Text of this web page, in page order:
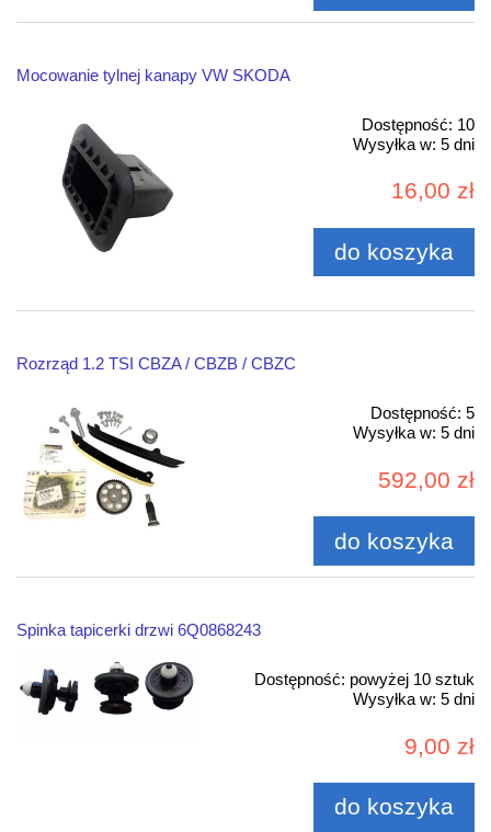
Mocowanie tylnej kanapy VW SKODA
Dostępność: 10
Wysyłka w: 5 dni
16,00 zł
do koszyka
Rozrząd 1.2 TSI CBZA / CBZB / CBZC
Dostępność: 5
Wysyłka w: 5 dni
592,00 zł
do koszyka
Spinka tapicerki drzwi 6Q0868243
Dostępność: powyżej 10 sztuk
Wysyłka w: 5 dni
9,00 zł
do koszyka